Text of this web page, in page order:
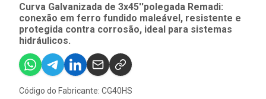
Curva Galvanizada de 3x45''polegada Remadi:
conexão em ferro fundido maleável, resistente e
protegida contra corrosão, ideal para sistemas
hidráulicos.
Código do Fabricante: CG40HS